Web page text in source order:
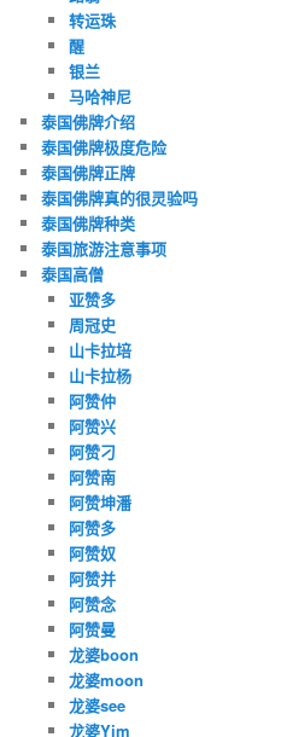
转运珠
醒
银兰
马哈神尼
泰国佛牌介绍
泰国佛牌极度危险
泰国佛牌正牌
泰国佛牌真的很灵验吗
泰国佛牌种类
泰国旅游注意事项
泰国高僧
亚赞多
周冠史
山卡拉培
山卡拉杨
阿赞仲
阿赞兴
阿赞刁
阿赞南
阿赞坤潘
阿赞多
阿赞奴
阿赞并
阿赞念
阿赞曼
龙婆boon
龙婆moon
龙婆see
龙婆Yim